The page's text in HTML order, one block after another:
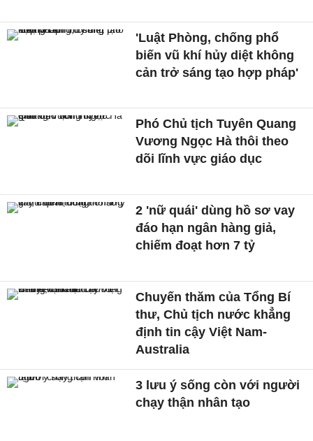
'Luật Phòng, chống phổ
biến vũ khí hủy diệt không
cản trở sáng tạo hợp pháp'
Phó Chủ tịch Tuyên Quang
Vương Ngọc Hà thôi theo
dõi lĩnh vực giáo dục
2 'nữ quái' dùng hồ sơ vay
đáo hạn ngân hàng giả,
chiếm đoạt hơn 7 tỷ
Chuyến thăm của Tổng Bí
thư, Chủ tịch nước khẳng
định tin cậy Việt Nam-
Australia
3 lưu ý sống còn với người
chạy thận nhân tạo